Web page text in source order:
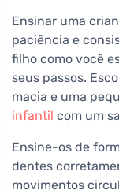
Ensinar uma
paciência e
filho como você
seus passos.
macia e uma
infantil com um
Ensine-os de
dentes
movimentos